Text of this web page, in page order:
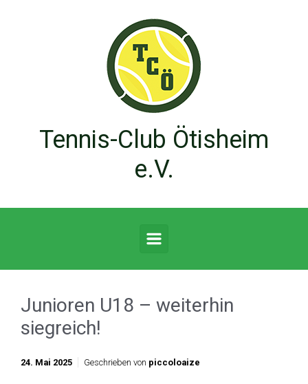
Tennis-Club Ötisheim
e.V.
Junioren U18 – weiterhin
siegreich!
24. Mai 2025 Geschrieben von piccoloaize